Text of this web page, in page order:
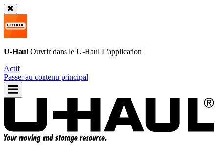
U-Haul Ouvrir dans le U-Haul L'application
Actif
Passer au contenu principal